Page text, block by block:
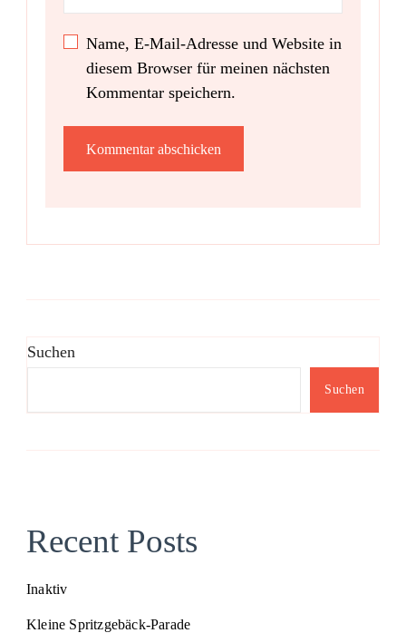
Name, E-Mail-Adresse und Website in
diesem Browser für meinen nächsten
Kommentar speichern.
Suchen
Suchen
Recent Posts
Inaktiv
Kleine Spritzgebäck-Parade